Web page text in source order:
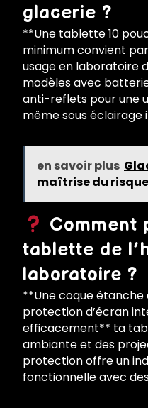
glacerie ?
**Une tablette 10
minimum convient
usage en laboratoire
modèles avec
anti-reflets pour une
même sous éclairage
en savoir plus
maîtrise du
Comment
tablette de
laboratoire ?
**Une coque étanche
protection d’écran
efficacement** ta
ambiante et des
protection offre un
fonctionnelle avec